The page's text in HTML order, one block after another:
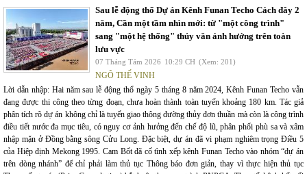
Sau lễ động thổ Dự án Kênh Funan Techo Cách đây 2
năm, Cần một tầm nhìn mới: từ "một công trình"
sang "một hệ thống" thủy văn ảnh hưởng trên toàn
lưu vực
07 Tháng Tám 2026 10:29 CH (Xem: 201)
NGÔ THẾ VINH
Lời dẫn nhập: Hai năm sau lễ động thổ ngày 5 tháng 8 năm 2024, Kênh Funan Techo vẫn
đang được thi công theo từng đoạn, chưa hoàn thành toàn tuyến khoảng 180 km. Tác giả
phân tích rõ dự án không chỉ là tuyến giao thông đường thủy đơn thuần mà còn là công trình
điều tiết nước đa mục tiêu, có nguy cơ ảnh hưởng đến chế độ lũ, phân phối phù sa và xâm
nhập mặn ở Đồng bằng sông Cửu Long. Đặc biệt, dự án đã vi phạm nghiêm trọng Điều 5
của Hiệp định Mekong 1995. Cam Bốt đã cố tình xếp kênh Funan Techo vào nhóm “dự án
trên dòng nhánh” để chỉ phải làm thủ tục Thông báo đơn giản, thay vì thực hiện thủ tục